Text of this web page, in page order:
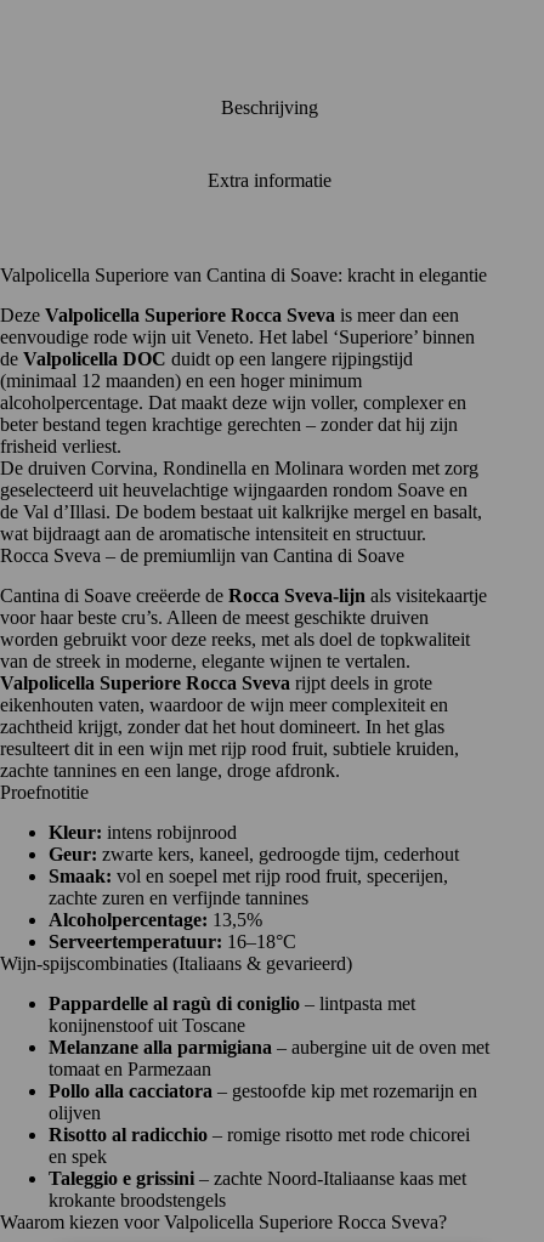
Beschrijving
Extra informatie
Valpolicella Superiore van Cantina di Soave: kracht in elegantie
Deze Valpolicella Superiore Rocca Sveva is meer dan een
eenvoudige rode wijn uit Veneto. Het label ‘Superiore’ binnen
de Valpolicella DOC duidt op een langere rijpingstijd
(minimaal 12 maanden) en een hoger minimum
alcoholpercentage. Dat maakt deze wijn voller, complexer en
beter bestand tegen krachtige gerechten – zonder dat hij zijn
frisheid verliest.
De druiven Corvina, Rondinella en Molinara worden met zorg
geselecteerd uit heuvelachtige wijngaarden rondom Soave en
de Val d’Illasi. De bodem bestaat uit kalkrijke mergel en basalt,
wat bijdraagt aan de aromatische intensiteit en structuur.
Rocca Sveva – de premiumlijn van Cantina di Soave
Cantina di Soave creëerde de Rocca Sveva-lijn als visitekaartje
voor haar beste cru’s. Alleen de meest geschikte druiven
worden gebruikt voor deze reeks, met als doel de topkwaliteit
van de streek in moderne, elegante wijnen te vertalen.
Valpolicella Superiore Rocca Sveva rijpt deels in grote
eikenhouten vaten, waardoor de wijn meer complexiteit en
zachtheid krijgt, zonder dat het hout domineert. In het glas
resulteert dit in een wijn met rijp rood fruit, subtiele kruiden,
zachte tannines en een lange, droge afdronk.
Proefnotitie
Kleur: intens robijnrood
Geur: zwarte kers, kaneel, gedroogde tijm, cederhout
Smaak: vol en soepel met rijp rood fruit, specerijen,
zachte zuren en verfijnde tannines
Alcoholpercentage: 13,5%
Serveertemperatuur: 16–18°C
Wijn-spijscombinaties (Italiaans & gevarieerd)
Pappardelle al ragù di coniglio – lintpasta met
konijnenstoof uit Toscane
Melanzane alla parmigiana – aubergine uit de oven met
tomaat en Parmezaan
Pollo alla cacciatora – gestoofde kip met rozemarijn en
olijven
Risotto al radicchio – romige risotto met rode chicorei
en spek
Taleggio e grissini – zachte Noord-Italiaanse kaas met
krokante broodstengels
Waarom kiezen voor Valpolicella Superiore Rocca Sveva?